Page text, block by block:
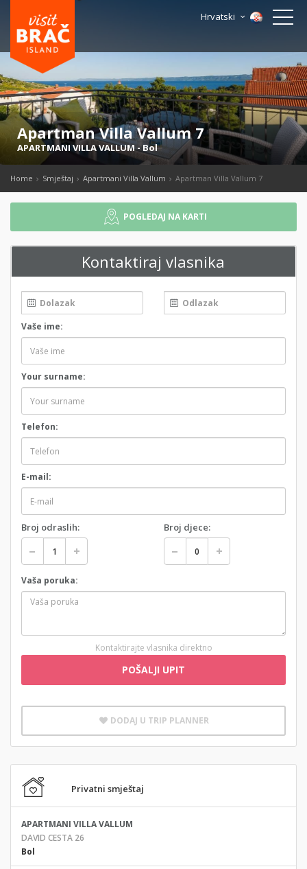
Hrvatski
Apartman Villa Vallum 7
APARTMANI VILLA VALLUM-Bol
Home Smještaj Apartmani Villa Vallum Apartman Villa Vallum 7
POGLEDAJ NA KARTI
Kontaktiraj vlasnika
Vaše ime:
Your surname:
Telefon:
E-mail:
Broj odraslih: Broj djece:
Vaša poruka:
Kontaktirajte vlasnika direktno
POŠALJI UPIT
DODAJ U TRIP PLANNER
Privatni smještaj
APARTMANI VILLA VALLUM
DAVID CESTA 26
Bol